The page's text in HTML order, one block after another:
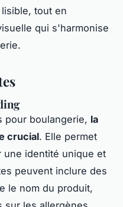
tout en
qui s'harmonise
pour boulangerie, la
crucial. Elle permet
une identité unique et
peuvent inclure des
le nom du produit,